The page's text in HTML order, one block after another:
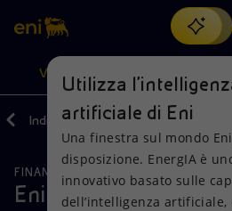
Cerca
scopri EnergIA, la nostra nuova
artificiale.
VISIONE
Visione
Azioni
Prodotti
Indietro Media Comunicati
FINANZA, STRATEGIA E REPORT
Eni: nuova linea di
Utilizza
artificiale di Eni
Una finestra sul mondo
disposizione. EnergIA è
innovativo basato sulle
dell’intelligenza